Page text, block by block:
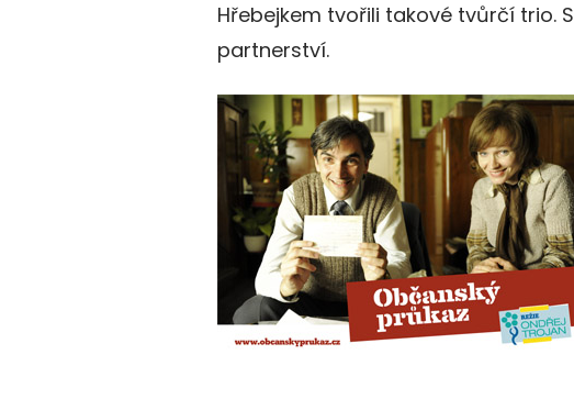
Hřebejkem tvořili takové tvůrčí trio.
partnerství.